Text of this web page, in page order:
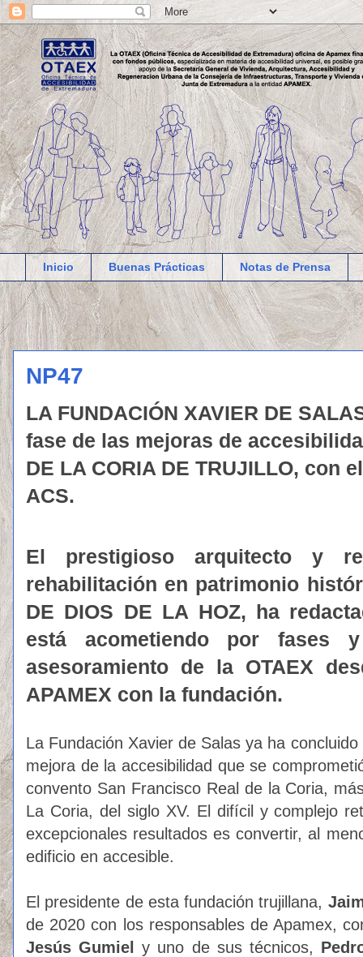
Inicio Buenas Prácticas Notas de Prensa
NP47
LA FUNDACIÓN XAVIER DE
fase de las mejoras de
DE LA CORIA DE TRUJILLO, con
ACS.
El prestigioso arquitecto y
rehabilitación en patrimonio
DE DIOS DE LA HOZ, ha
está acometiendo por fases
asesoramiento de la OTAEX
APAMEX con la fundación.
La Fundación Xavier de Salas ya ha
mejora de la accesibilidad que se
convento San Francisco Real de la Coria,
La Coria, del siglo XV. El difícil y complejo
excepcionales resultados es convertir, al
edificio en accesible.
El presidente de esta fundación trujillana,
de 2020 con los responsables de Apamex,
Jesús Gumiely uno de sus técnicos,